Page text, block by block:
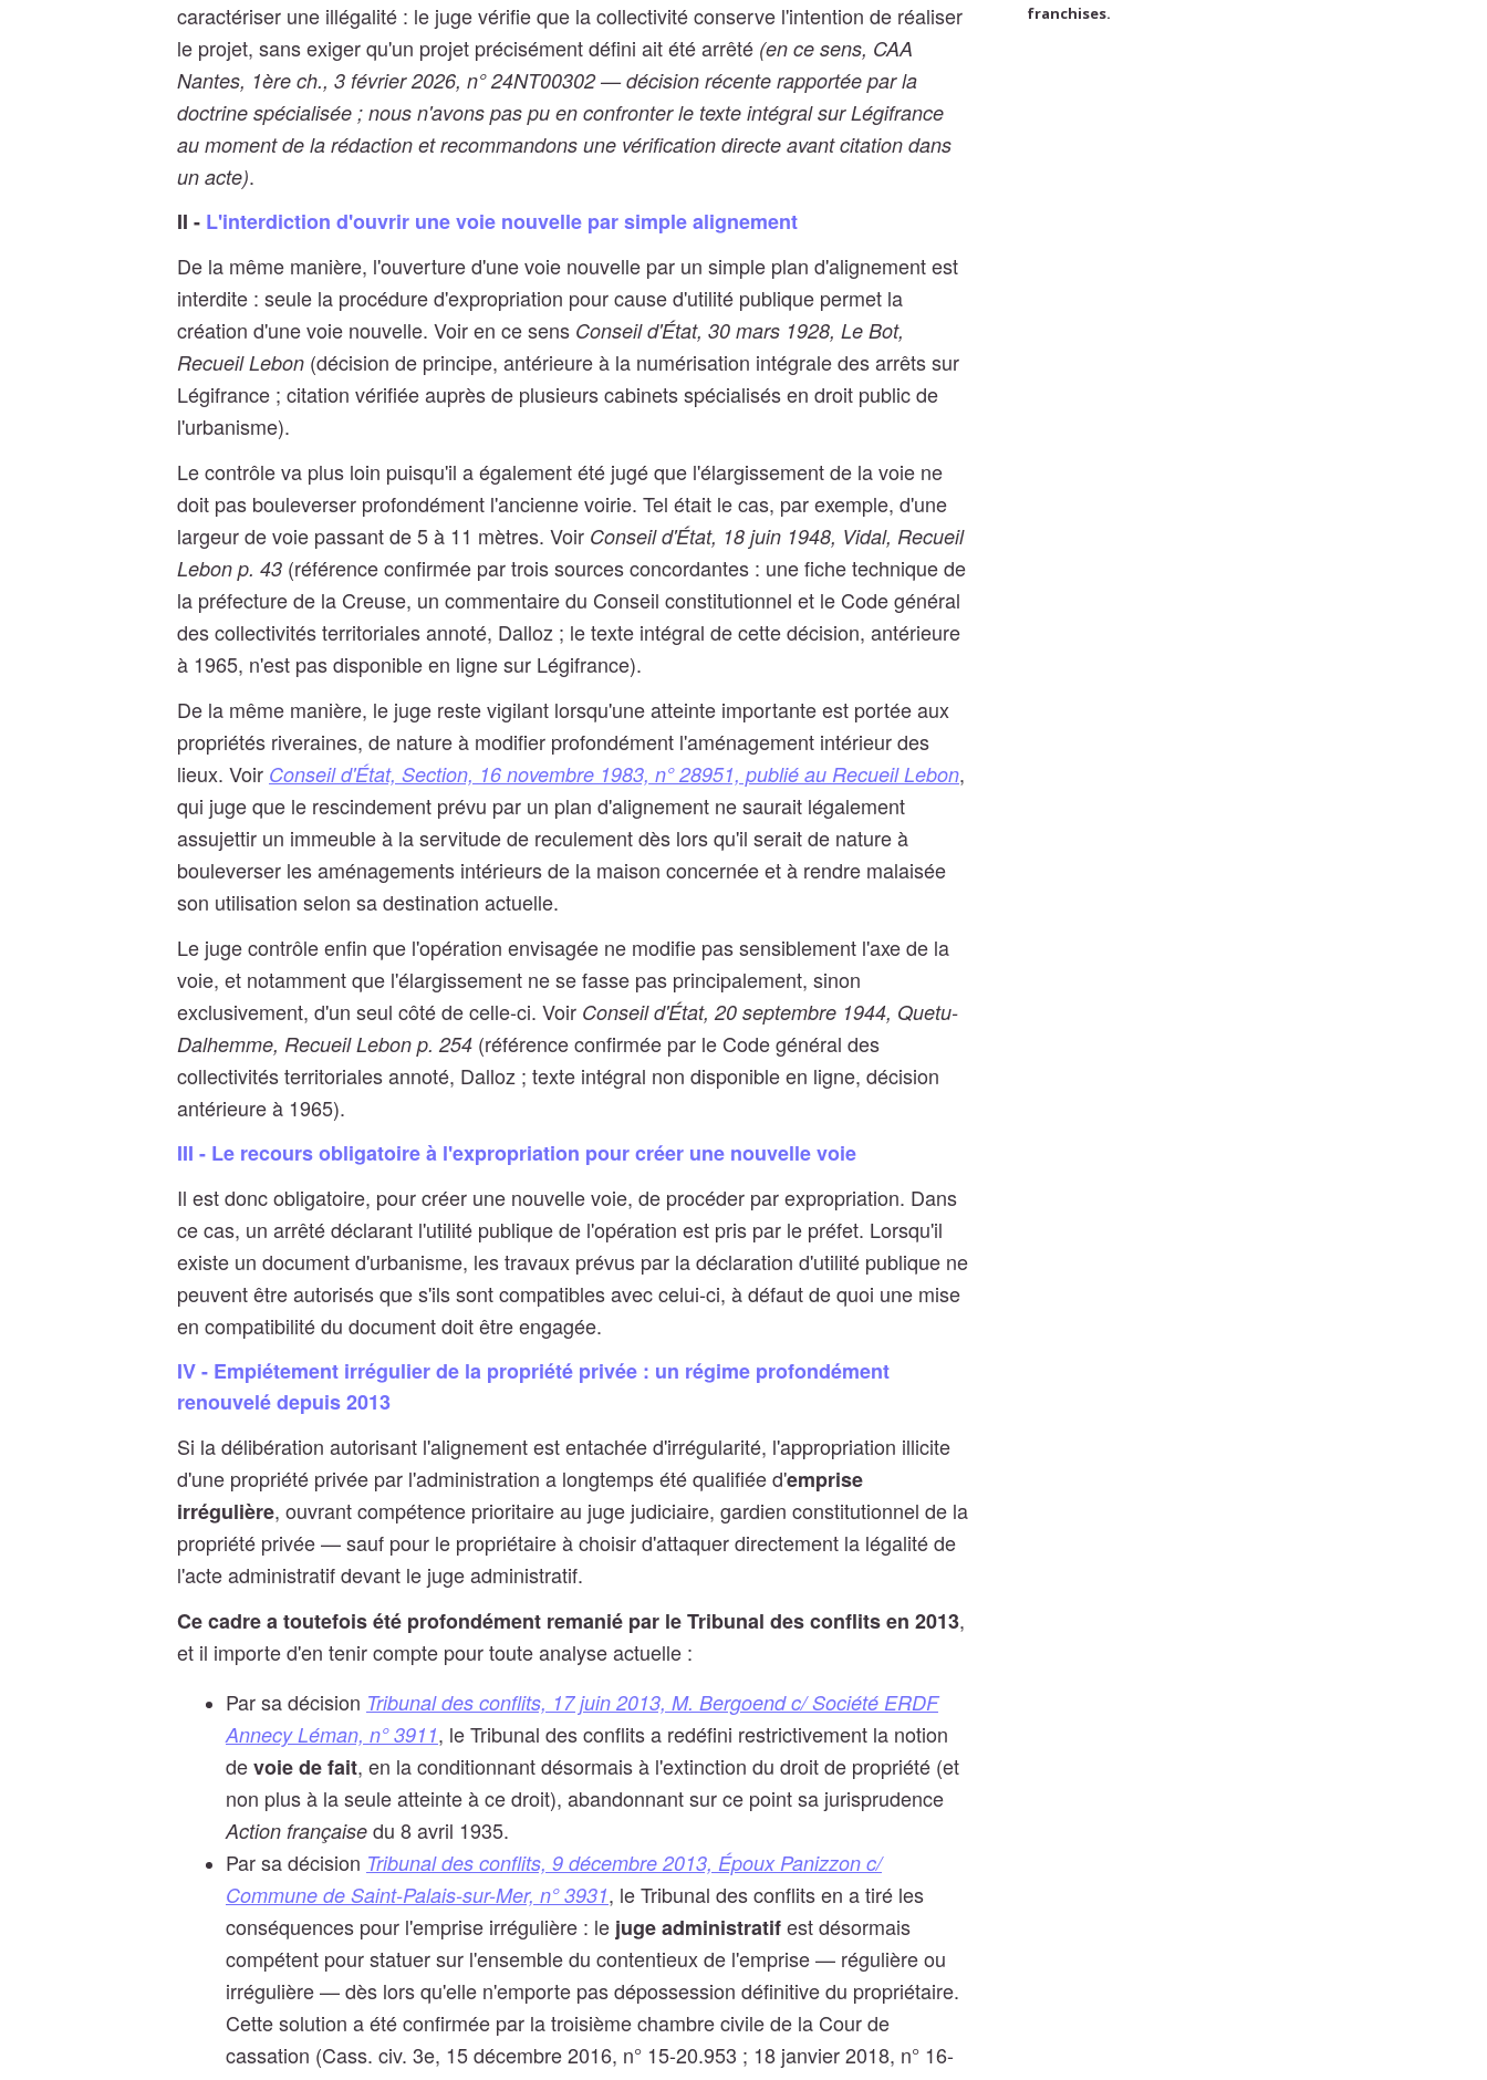
caractériser une illégalité : le juge vérifie que la collectivité conserve l'intention de réaliser
le projet, sans exiger qu'un projet précisément défini ait été arrêté (en ce sens, CAA
Nantes, 1ère ch., 3 février 2026, n° 24NT00302 — décision récente rapportée par la
doctrine spécialisée ; nous n'avons pas pu en confronter le texte intégral sur Légifrance
au moment de la rédaction et recommandons une vérification directe avant citation dans
un acte).
II - L'interdiction d'ouvrir une voie nouvelle par simple alignement
De la même manière, l'ouverture d'une voie nouvelle par un simple plan d'alignement est
interdite : seule la procédure d'expropriation pour cause d'utilité publique permet la
création d'une voie nouvelle. Voir en ce sens Conseil d'État, 30 mars 1928, Le Bot,
Recueil Lebon (décision de principe, antérieure à la numérisation intégrale des arrêts sur
Légifrance ; citation vérifiée auprès de plusieurs cabinets spécialisés en droit public de
l'urbanisme).
Le contrôle va plus loin puisqu'il a également été jugé que l'élargissement de la voie ne
doit pas bouleverser profondément l'ancienne voirie. Tel était le cas, par exemple, d'une
largeur de voie passant de 5 à 11 mètres. Voir Conseil d'État, 18 juin 1948, Vidal, Recueil
Lebon p. 43 (référence confirmée par trois sources concordantes : une fiche technique de
la préfecture de la Creuse, un commentaire du Conseil constitutionnel et le Code général
des collectivités territoriales annoté, Dalloz ; le texte intégral de cette décision, antérieure
à 1965, n'est pas disponible en ligne sur Légifrance).
De la même manière, le juge reste vigilant lorsqu'une atteinte importante est portée aux
propriétés riveraines, de nature à modifier profondément l'aménagement intérieur des
lieux. Voir Conseil d'État, Section, 16 novembre 1983, n° 28951, publié au Recueil Lebon,
qui juge que le rescindement prévu par un plan d'alignement ne saurait légalement
assujettir un immeuble à la servitude de reculement dès lors qu'il serait de nature à
bouleverser les aménagements intérieurs de la maison concernée et à rendre malaisée
son utilisation selon sa destination actuelle.
Le juge contrôle enfin que l'opération envisagée ne modifie pas sensiblement l'axe de la
voie, et notamment que l'élargissement ne se fasse pas principalement, sinon
exclusivement, d'un seul côté de celle-ci. Voir Conseil d'État, 20 septembre 1944, Quetu-
Dalhemme, Recueil Lebon p. 254 (référence confirmée par le Code général des
collectivités territoriales annoté, Dalloz ; texte intégral non disponible en ligne, décision
antérieure à 1965).
III - Le recours obligatoire à l'expropriation pour créer une nouvelle voie
Il est donc obligatoire, pour créer une nouvelle voie, de procéder par expropriation. Dans
ce cas, un arrêté déclarant l'utilité publique de l'opération est pris par le préfet. Lorsqu'il
existe un document d'urbanisme, les travaux prévus par la déclaration d'utilité publique ne
peuvent être autorisés que s'ils sont compatibles avec celui-ci, à défaut de quoi une mise
en compatibilité du document doit être engagée.
IV - Empiétement irrégulier de la propriété privée : un régime profondément
renouvelé depuis 2013
Si la délibération autorisant l'alignement est entachée d'irrégularité, l'appropriation illicite
d'une propriété privée par l'administration a longtemps été qualifiée d'emprise
irrégulière, ouvrant compétence prioritaire au juge judiciaire, gardien constitutionnel de la
propriété privée — sauf pour le propriétaire à choisir d'attaquer directement la légalité de
l'acte administratif devant le juge administratif.
Ce cadre a toutefois été profondément remanié par le Tribunal des conflits en 2013,
et il importe d'en tenir compte pour toute analyse actuelle :
Par sa décision Tribunal des conflits, 17 juin 2013, M. Bergoend c/ Société ERDF
Annecy Léman, n° 3911, le Tribunal des conflits a redéfini restrictivement la notion
devoie de fait, en la conditionnant désormais à l'extinction du droit de propriété (et
non plus à la seule atteinte à ce droit), abandonnant sur ce point sa jurisprudence
Action française du 8 avril 1935.
Par sa décision Tribunal des conflits, 9 décembre 2013, Époux Panizzon c/
Commune de Saint-Palais-sur-Mer, n° 3931, le Tribunal des conflits en a tiré les
conséquences pour l'emprise irrégulière : le juge administratifest désormais
compétent pour statuer sur l'ensemble du contentieux de l'emprise — régulière ou
irrégulière — dès lors qu'elle n'emporte pas dépossession définitive du propriétaire.
Cette solution a été confirmée par la troisième chambre civile de la Cour de
cassation (Cass. civ. 3e, 15 décembre 2016, n° 15-20.953 ; 18 janvier 2018, n° 16-
franchises.